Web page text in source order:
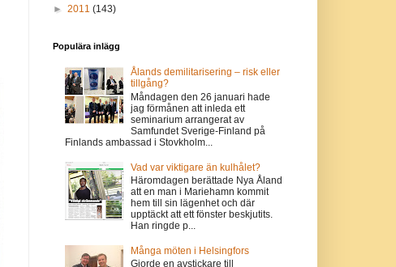
► 2011 (143)
Populära inlägg
Ålands demilitarisering – risk eller
tillgång?
Måndagen den 26 januari hade
jag förmånen att inleda ett
seminarium arrangerat av
Samfundet Sverige-Finland på
Finlands ambassad i Stovkholm...
Vad var viktigare än kulhålet?
Häromdagen berättade Nya Åland
att en man i Mariehamn kommit
hem till sin lägenhet och där
upptäckt att ett fönster beskjutits.
Han ringde p...
Många möten i Helsingfors
Gjorde en avstickare till